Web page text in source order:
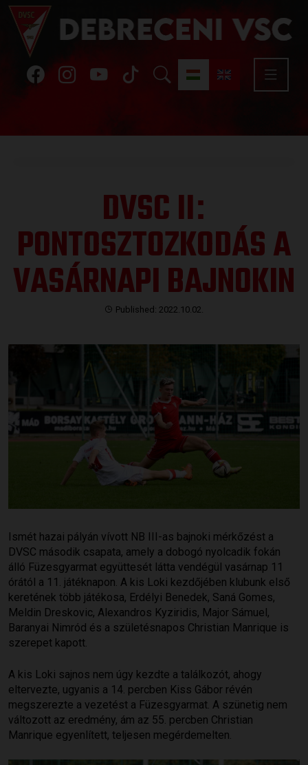
DVSC II:
PONTOSZTOZKODÁS A
VASÁRNAPI BAJNOKIN
Published: 2022.10.02.
Ismét hazai pályán vívott NB III-as bajnoki mérkőzést a
DVSC második csapata, amely a dobogó nyolcadik fokán
álló Füzesgyarmat együttesét látta vendégül vasárnap 11
órától a 11. játéknapon. A kis Loki kezdőjében klubunk első
keretének több játékosa, Erdélyi Benedek, Saná Gomes,
Meldin Dreskovic, Alexandros Kyziridis, Major Sámuel,
Baranyai Nimród és a születésnapos Christian Manrique is
szerepet kapott.
A kis Loki sajnos nem úgy kezdte a találkozót, ahogy
eltervezte, ugyanis a 14. percben Kiss Gábor révén
megszerezte a vezetést a Füzesgyarmat. A szünetig nem
változott az eredmény, ám az 55. percben Christian
Manrique egyenlített, teljesen megérdemelten.